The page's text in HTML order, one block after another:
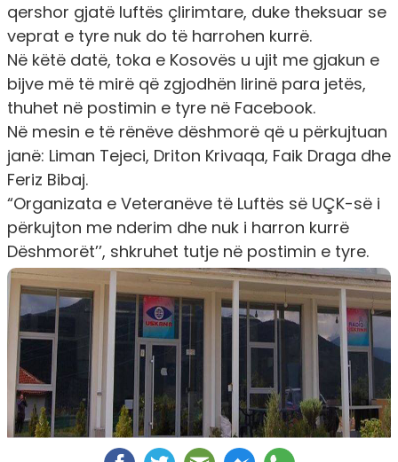
qershor gjatë luftës çlirimtare, duke theksuar se
veprat e tyre nuk do të harrohen kurrë.
Në këtë datë, toka e Kosovës u ujit me gjakun e
bijve më të mirë që zgjodhën lirinë para jetës,
thuhet në postimin e tyre në Facebook.
Në mesin e të rënëve dëshmorë që u përkujtuan
janë: Liman Tejeci, Driton Krivaqa, Faik Draga dhe
Feriz Bibaj.
“Organizata e Veteranëve të Luftës së UÇK-së i
përkujton me nderim dhe nuk i harron kurrë
Dëshmorët’’, shkruhet tutje në postimin e tyre.